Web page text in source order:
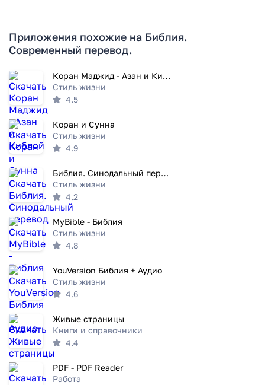
Приложения похожие на Библия.
Современный перевод.
Коран Маджид - Азан и Киблой
Стиль жизни
4.5
Коран и Сунна
Стиль жизни
4.9
Библия. Синодальный перевод
Стиль жизни
4.2
MyBible - Библия
Стиль жизни
4.8
YouVersion Библия + Аудио
Стиль жизни
4.6
Живые страницы
Книги и справочники
4.4
PDF - PDF Reader
Работа